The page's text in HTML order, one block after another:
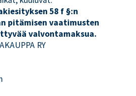
58 f §:n
pitämisen vaatimusten
valvontamaksua.
RY